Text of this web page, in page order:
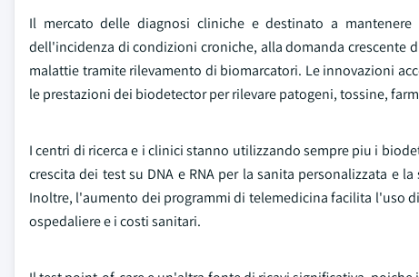
Il mercato delle diagnosi cliniche e destinato a
dell'incidenza di condizioni croniche, alla domanda crescente
malattie tramite rilevamento di biomarcatori. Le innovazioni
le prestazioni dei biodetector per rilevare patogeni, tossine,
I centri di ricerca e i clinici stanno utilizzando sempre piu i
crescita dei test su DNA e RNA per la sanita personalizzata
Inoltre, l'aumento dei programmi di telemedicina facilita l'uso
ospedaliere e i costi sanitari.